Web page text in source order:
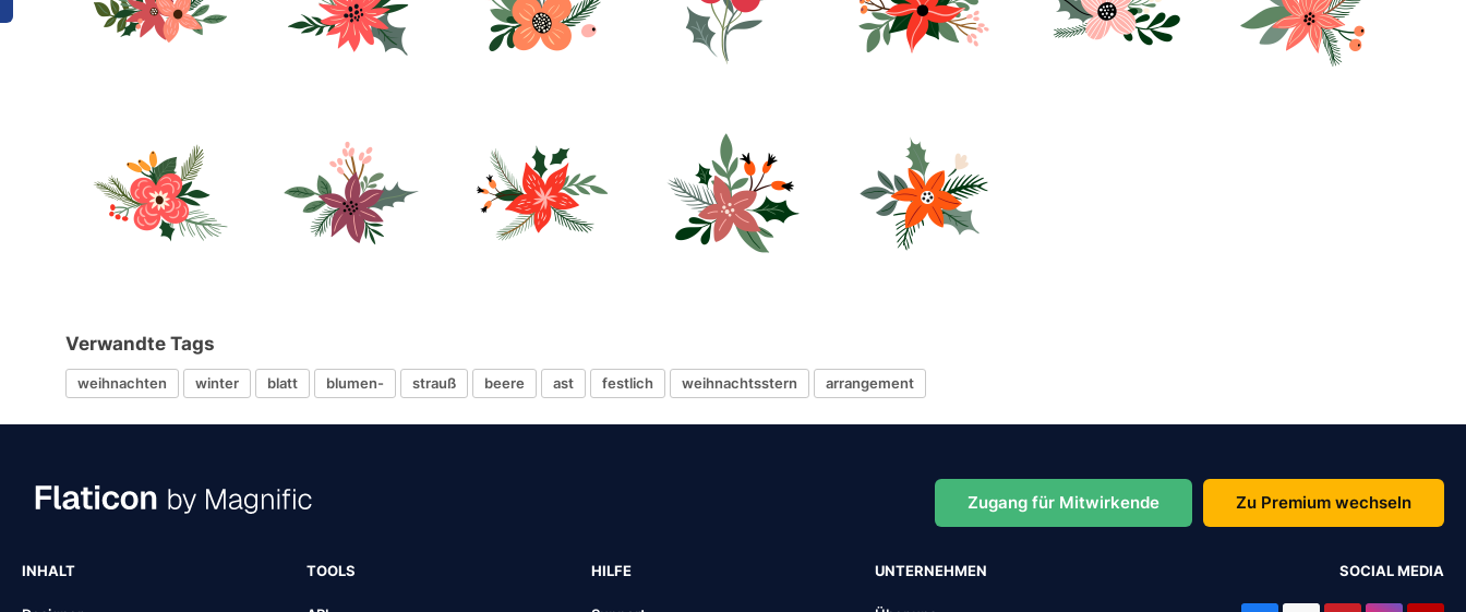
Verwandte Tags
weihnachten winter blatt blumen- strauß beere ast festlich weihnachtsstern arrangement
Zugang für Mitwirkende Zu Premium wechseln
INHALT TOOLS HILFE UNTERNEHMEN SOCIAL MEDIA